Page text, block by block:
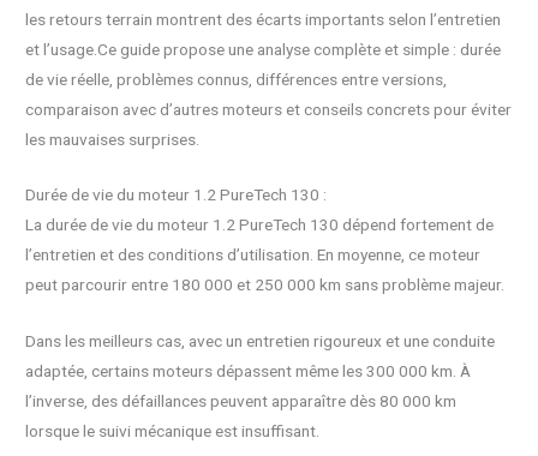
les retours terrain montrent des écarts importants selon l’entretien
et l’usage.Ce guide propose une analyse complète et simple : durée
de vie réelle, problèmes connus, différences entre versions,
comparaison avec d’autres moteurs et conseils concrets pour éviter
les mauvaises surprises.
Durée de vie du moteur 1.2 PureTech 130 :
La durée de vie du moteur 1.2 PureTech 130 dépend fortement de
l’entretien et des conditions d’utilisation. En moyenne, ce moteur
peut parcourir entre 180 000 et 250 000 km sans problème majeur.
Dans les meilleurs cas, avec un entretien rigoureux et une conduite
adaptée, certains moteurs dépassent même les 300 000 km. À
l’inverse, des défaillances peuvent apparaître dès 80 000 km
lorsque le suivi mécanique est insuffisant.